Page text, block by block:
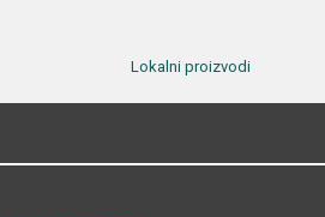
Lokalni proizvodi